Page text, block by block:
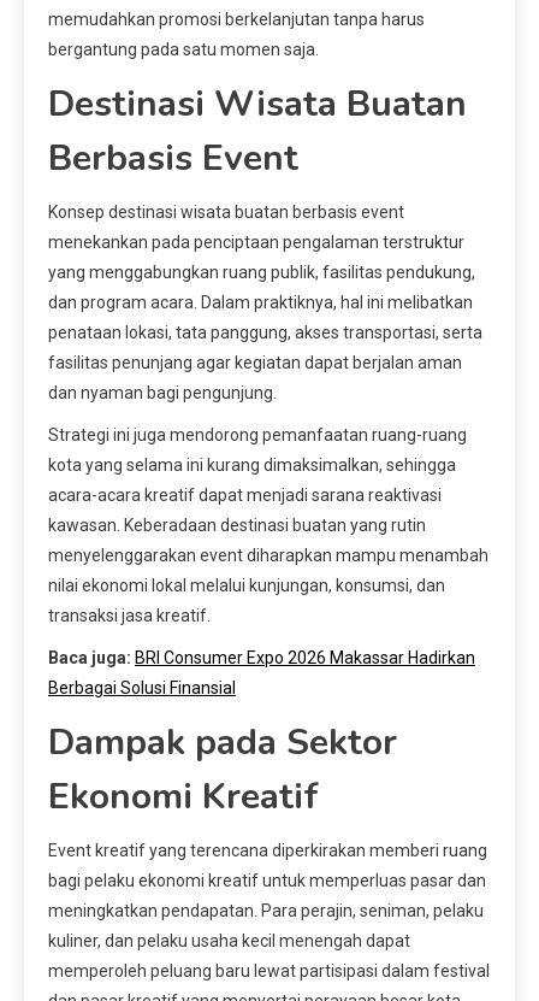
memudahkan promosi berkelanjutan tanpa harus
bergantung pada satu momen saja.
Destinasi Wisata Buatan
Berbasis Event
Konsep destinasi wisata buatan berbasis event
menekankan pada penciptaan pengalaman terstruktur
yang menggabungkan ruang publik, fasilitas pendukung,
dan program acara. Dalam praktiknya, hal ini melibatkan
penataan lokasi, tata panggung, akses transportasi, serta
fasilitas penunjang agar kegiatan dapat berjalan aman
dan nyaman bagi pengunjung.
Strategi ini juga mendorong pemanfaatan ruang-ruang
kota yang selama ini kurang dimaksimalkan, sehingga
acara-acara kreatif dapat menjadi sarana reaktivasi
kawasan. Keberadaan destinasi buatan yang rutin
menyelenggarakan event diharapkan mampu menambah
nilai ekonomi lokal melalui kunjungan, konsumsi, dan
transaksi jasa kreatif.
Baca juga: BRI Consumer Expo 2026 Makassar Hadirkan
Berbagai Solusi Finansial
Dampak pada Sektor
Ekonomi Kreatif
Event kreatif yang terencana diperkirakan memberi ruang
bagi pelaku ekonomi kreatif untuk memperluas pasar dan
meningkatkan pendapatan. Para perajin, seniman, pelaku
kuliner, dan pelaku usaha kecil menengah dapat
memperoleh peluang baru lewat partisipasi dalam festival